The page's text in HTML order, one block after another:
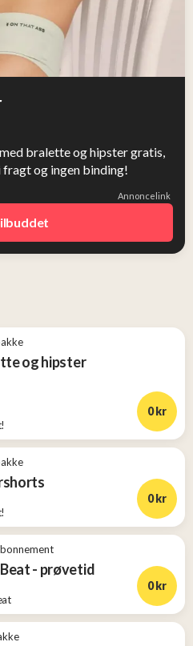
bralette og hipster gratis,
og ingen binding!
Annoncelink
og hipster
0 kr
0 kr
- prøvetid
0 kr